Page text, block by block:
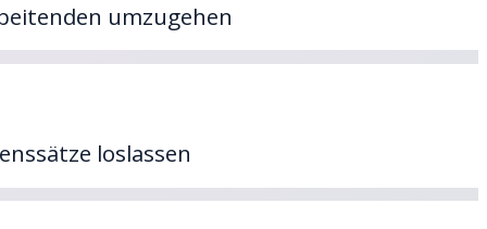
umzugehen
loslassen